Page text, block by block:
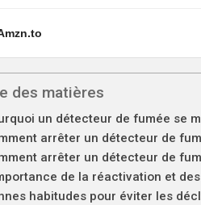
des matières
un détecteur de fumée se
arrêter un détecteur de
arrêter un détecteur de
de la réactivation et
habitudes pour éviter les